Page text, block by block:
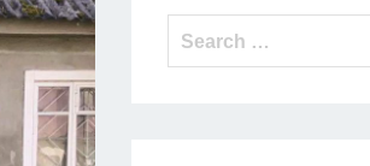
Search